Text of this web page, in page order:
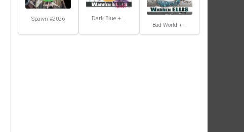
Spawn #2026
Bad World + Do Anything